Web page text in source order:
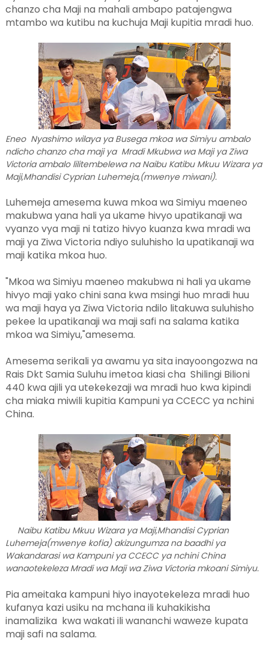
chanzo cha Maji na mahali ambapo patajengwa
mtambo wa kutibu na kuchuja Maji kupitia mradi huo.
Eneo Nyashimo wilaya ya Busega mkoa wa Simiyu ambalo
ndicho chanzo cha maji ya Mradi Mkubwa wa Maji ya Ziwa
Victoria ambalo lilitembelewa na Naibu Katibu Mkuu Wizara ya
Maji,Mhandisi Cyprian Luhemeja,(mwenye miwani).
Luhemeja amesema kuwa mkoa wa Simiyu maeneo
makubwa yana hali ya ukame hivyo upatikanaji wa
vyanzo vya maji ni tatizo hivyo kuanza kwa mradi wa
maji ya Ziwa Victoria ndiyo suluhisho la upatikanaji wa
maji katika mkoa huo.
"Mkoa wa Simiyu maeneo makubwa ni hali ya ukame
hivyo maji yako chini sana kwa msingi huo mradi huu
wa maji haya ya Ziwa Victoria ndilo litakuwa suluhisho
pekee la upatikanaji wa maji safi na salama katika
mkoa wa Simiyu,"amesema.
Amesema serikali ya awamu ya sita inayoongozwa na
Rais Dkt Samia Suluhu imetoa kiasi cha Shilingi Bilioni
440 kwa ajili ya utekekezaji wa mradi huo kwa kipindi
cha miaka miwili kupitia Kampuni ya CCECC ya nchini
China.
Naibu Katibu Mkuu Wizara ya Maji,Mhandisi Cyprian
Luhemeja(mwenye kofia) akizungumza na baadhi ya
Wakandarasi wa Kampuni ya CCECC ya nchini China
wanaotekeleza Mradi wa Maji wa Ziwa Victoria mkoani Simiyu.
Pia ameitaka kampuni hiyo inayotekeleza mradi huo
kufanya kazi usiku na mchana ili kuhakikisha
inamalizika kwa wakati ili wananchi waweze kupata
maji safi na salama.